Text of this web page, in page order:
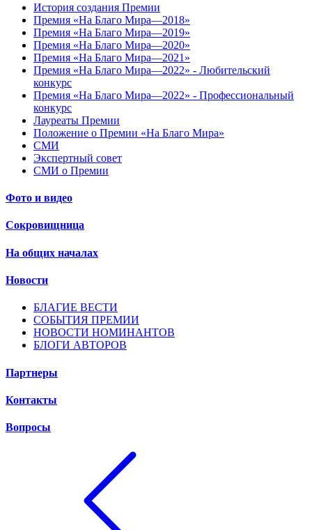
История создания Премии
Премия «На Благо Мира—2018»
Премия «На Благо Мира—2019»
Премия «На Благо Мира—2020»
Премия «На Благо Мира—2021»
Премия «На Благо Мира—2022» - Любительский
конкурс
Премия «На Благо Мира—2022» - Профессиональный
конкурс
Лауреаты Премии
Положение о Премии «На Благо Мира»
СМИ
Экспертный совет
СМИ о Премии
Фото и видео
Сокровищница
На общих началах
Новости
БЛАГИЕ ВЕСТИ
СОБЫТИЯ ПРЕМИИ
НОВОСТИ НОМИНАНТОВ
БЛОГИ АВТОРОВ
Партнеры
Контакты
Вопросы